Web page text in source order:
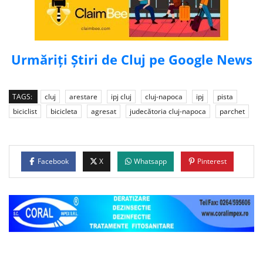
Urmăriți Știri de Cluj pe Google News
TAGS: cluj arestare ipj cluj cluj-napoca ipj
pista
biciclist
bicicleta agresat judecătoria cluj-napoca parchet
Facebook X Whatsapp Pinterest